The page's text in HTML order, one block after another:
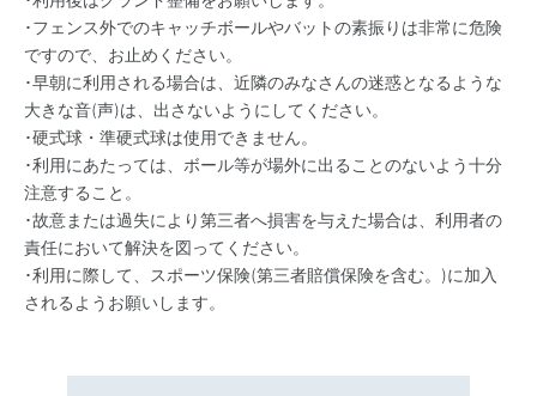
･フェンス外でのキャッチボールやバットの素振りは非常に危険
ですので、お止めください。
･早朝に利用される場合は、近隣のみなさんの迷惑となるような
大きな音(声)は、出さないようにしてください。
･硬式球・準硬式球は使用できません。
･利用にあたっては、ボール等が場外に出ることのないよう十分
注意すること。
･故意または過失により第三者へ損害を与えた場合は、利用者の
責任において解決を図ってください。
･利用に際して、スポーツ保険(第三者賠償保険を含む。)に加入
されるようお願いします。